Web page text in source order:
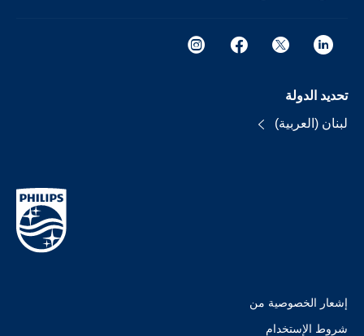
تحديد الدولة
لبنان (العربية)
إشعار الخصوصية من
شروط الإستخدام